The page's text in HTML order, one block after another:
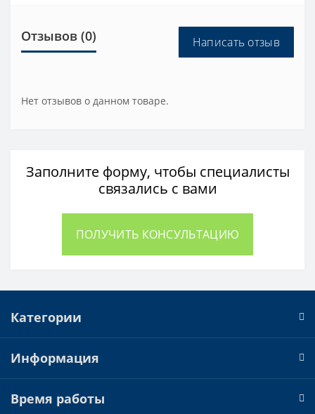
Отзывов (0) Написать отзыв
Нет отзывов о данном товаре.
Заполните форму, чтобы специалисты
связались с вами
ПОЛУЧИТЬ КОНСУЛЬТАЦИЮ
Категории
Информация
Время работы